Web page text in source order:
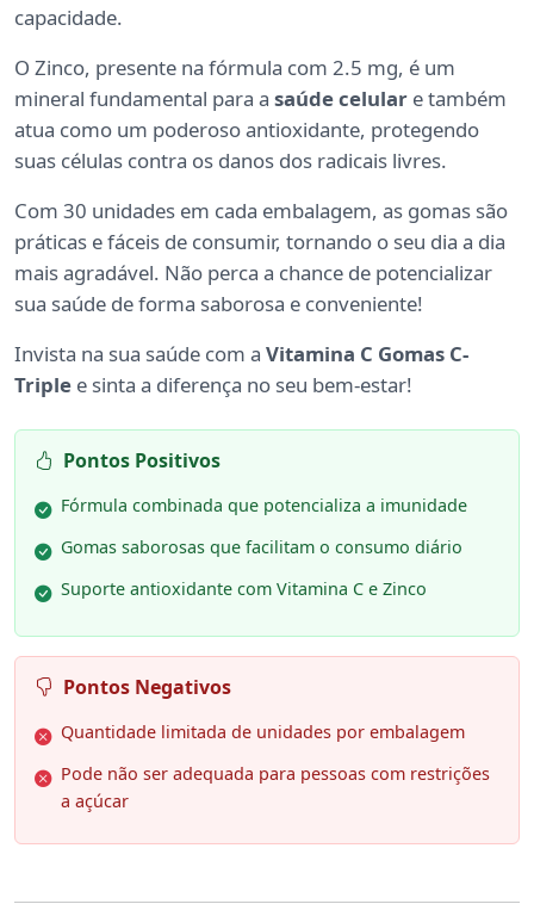
capacidade.
O Zinco, presente na fórmula com 2.5 mg, é um
mineral fundamental para a saúde celular e também
atua como um poderoso antioxidante, protegendo
suas células contra os danos dos radicais livres.
Com 30 unidades em cada embalagem, as gomas são
práticas e fáceis de consumir, tornando o seu dia a dia
mais agradável. Não perca a chance de potencializar
sua saúde de forma saborosa e conveniente!
Invista na sua saúde com a Vitamina C Gomas C-
Triple e sinta a diferença no seu bem-estar!
Pontos Positivos
Fórmula combinada que potencializa a imunidade
Gomas saborosas que facilitam o consumo diário
Suporte antioxidante com Vitamina C e Zinco
Pontos Negativos
Quantidade limitada de unidades por embalagem
Pode não ser adequada para pessoas com restrições
a açúcar